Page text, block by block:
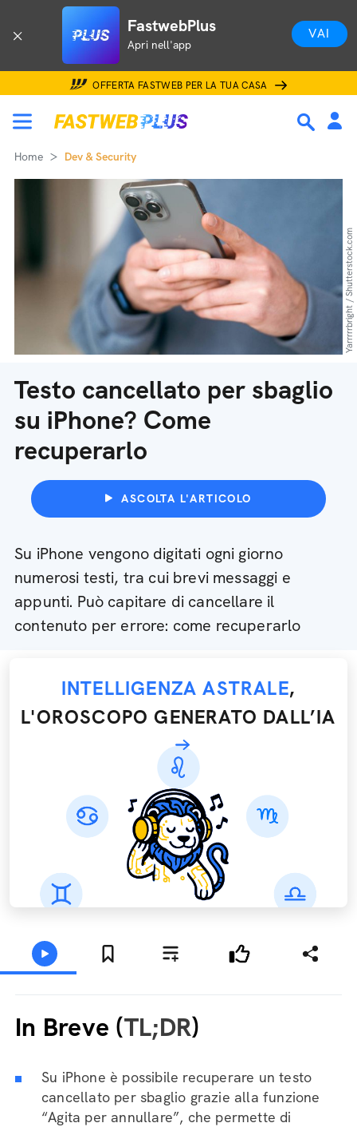
FastwebPlus
Apri nell'app
VAI
OFFERTA FASTWEB PER LA TUA CASA
Home Dev & Security
Testo cancellato per sbaglio
su iPhone? Come
recuperarlo
ASCOLTA L'ARTICOLO
Su iPhone vengono digitati ogni giorno
numerosi testi, tra cui brevi messaggi e
appunti. Può capitare di cancellare il
contenuto per errore: come recuperarlo
Yarrrrrbright / Shutterstock.com
INTELLIGENZA ASTRALE,
L'OROSCOPO GENERATO DALL’IA
In Breve (TL;DR)
Su iPhone è possibile recuperare un testo
cancellato per sbaglio grazie alla funzione
“Agita per annullare”, che permette di